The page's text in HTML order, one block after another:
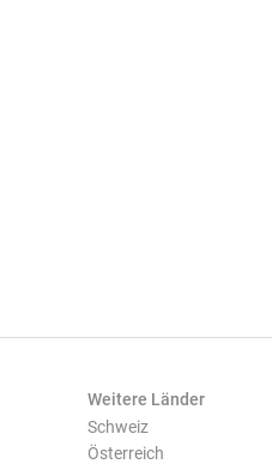
Weitere Länder
Schweiz
Österreich